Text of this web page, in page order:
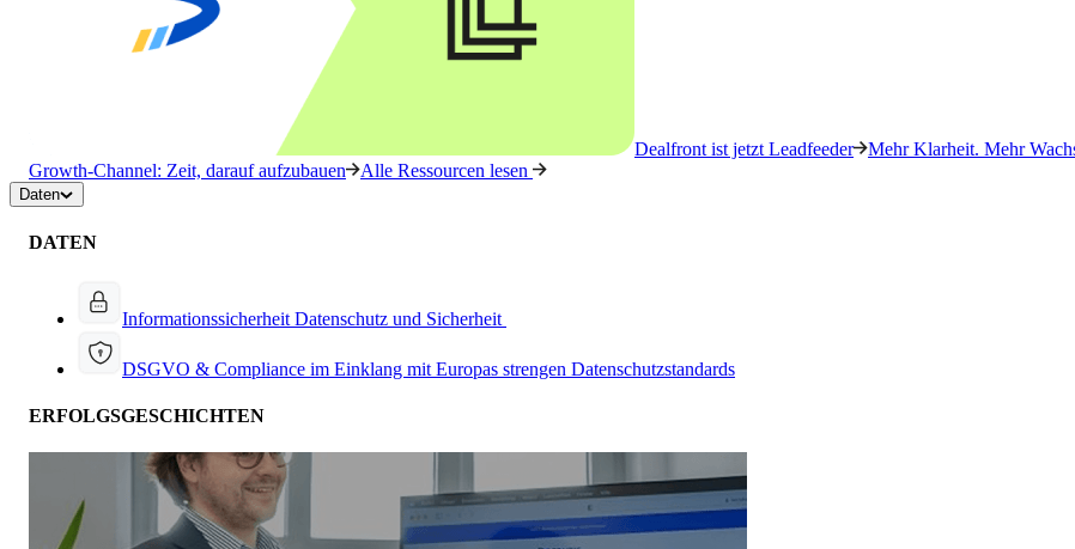
Dealfront ist jetzt Leadfeeder Mehr Klarheit. Mehr
Growth-Channel: Zeit, darauf aufzubauen
Alle Ressourcen lesen
Daten
DATEN
Informationssicherheit Datenschutz und Sicherheit
DSGVO & Compliance im Einklang mit Europas strengen Datenschutzstandards
ERFOLGSGESCHICHTEN